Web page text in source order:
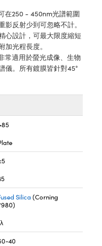
在250 - 450nm光譜範圍
反射少到可忽略不計。
心設計，可最大限度縮短
光程長度。
常適用於螢光成像、生物
儀。所有鍍膜皆針對45°
Silica (Corning
40